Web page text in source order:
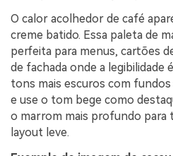
O calor acolhedor de café
creme batido. Essa paleta de
perfeita para menus, cartões
de fachada onde a legibilidade
tons mais escuros com
e use o tom bege como
o marrom mais profundo para
layout leve.